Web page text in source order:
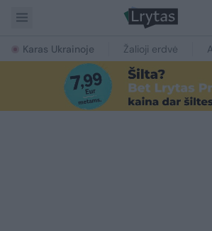
Karas Ukrainoje Žalioji erdvė